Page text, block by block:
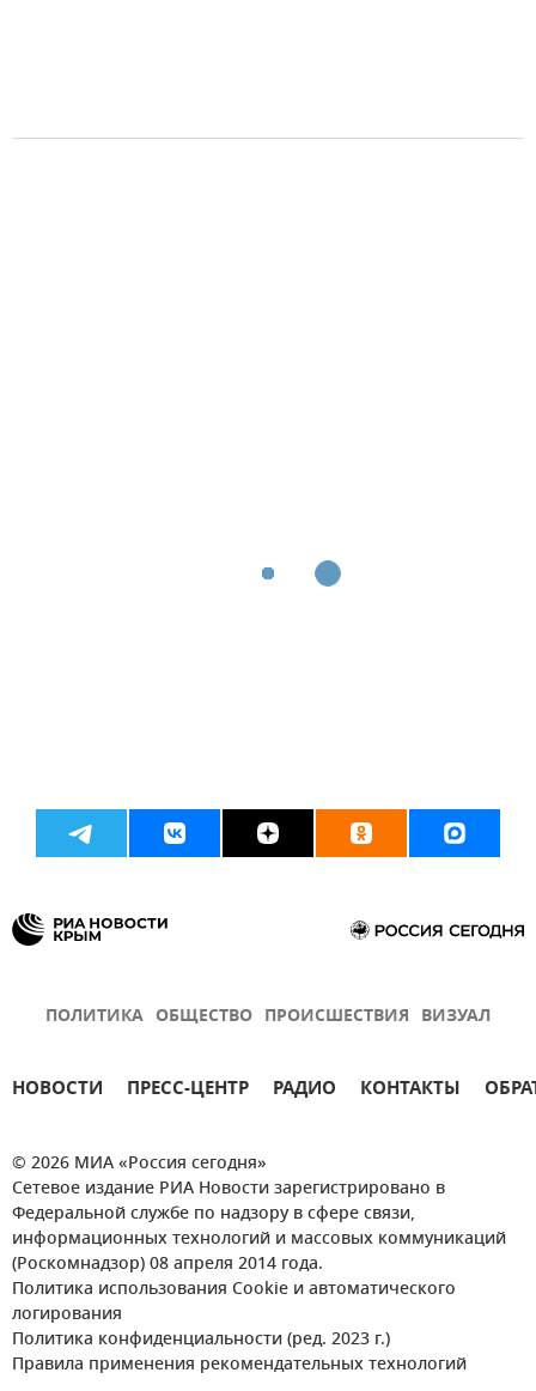
ПОЛИТИКА ОБЩЕСТВО ПРОИСШЕСТВИЯ ВИЗУАЛ
НОВОСТИ ПРЕСС-ЦЕНТР РАДИО КОНТАКТЫ
© 2026 МИА «Россия сегодня»
Сетевое издание РИА Новости зарегистрировано в
Федеральной службе по надзору в сфере связи,
информационных технологий и массовых коммуникаций
(Роскомнадзор) 08 апреля 2014 года.
Политика использования Cookie и автоматического
логирования
Политика конфиденциальности (ред. 2023 г.)
Правила применения рекомендательных технологий